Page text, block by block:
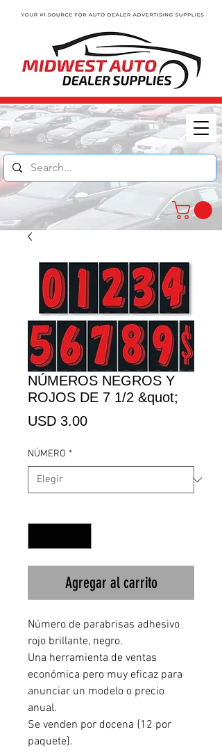
NÚMEROS NEGROS Y
ROJOS DE 7 1/2 &quot;
USD 3.00Precio
NÚMERO *
Agregar al carrito
Número de parabrisas adhesivo
rojo brillante, negro.
Una herramienta de ventas
económica pero muy eficaz para
anunciar un modelo o precio
anual.
Se venden por docena {12 por
paquete}.